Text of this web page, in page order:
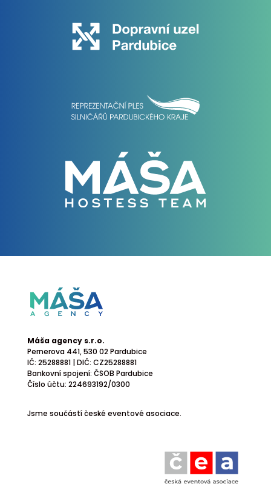
Máša agency s.r.o.
Pernerova 441, 530 02 Pardubice
IČ: 25288881 | DIČ: CZ25288881
Bankovní spojení: ČSOB Pardubice
Číslo účtu: 224693192/0300
Jsme součástí české eventové asociace.